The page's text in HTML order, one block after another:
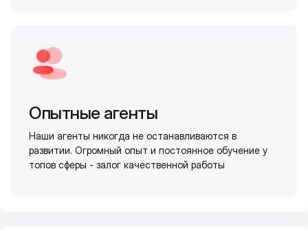
Опытные агенты
Наши агенты никогда не останавливаются в
развитии. Огромный опыт и постоянное обучение у
топов сферы - залог качественной работы